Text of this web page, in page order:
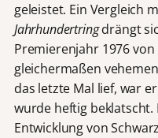
geleistet. Ein Vergleich
Jahrhundertringdrängt
Premierenjahr 1976
gleichermaßen
das letzte Mal lief, war
wurde heftig beklatscht.
Entwicklung von